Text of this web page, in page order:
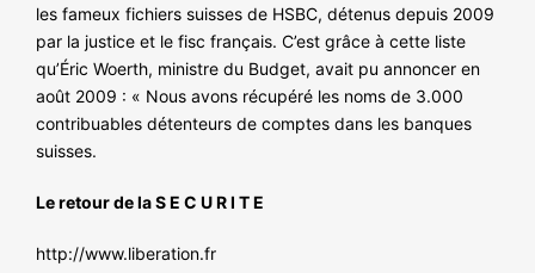
les fameux fichiers suisses de HSBC, détenus depuis 2009
par la justice et le fisc français. C’est grâce à cette liste
qu’Éric Woerth, ministre du Budget, avait pu annoncer en
août 2009 : « Nous avons récupéré les noms de 3.000
contribuables détenteurs de comptes dans les banques
suisses.
Le retour de la S E C U R I T E
http://www.liberation.fr